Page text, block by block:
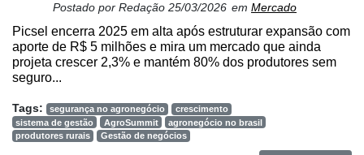
Postado por Redação 25/03/2026 em Mercado
Picsel encerra 2025 em alta após estruturar expansão com
aporte de R$ 5 milhões e mira um mercado que ainda
projeta crescer 2,3% e mantém 80% dos produtores sem
seguro...
Tags: segurança no agronegócio
crescimento
sistema de gestão
AgroSummit
agronegócio no brasil
produtores rurais
Gestão de negócios